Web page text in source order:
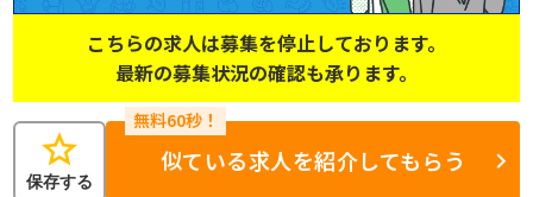
こちらの求人は募集を停止しております。
最新の募集状況の確認も承ります。
star
保存する
似ている求人を紹介してもらう